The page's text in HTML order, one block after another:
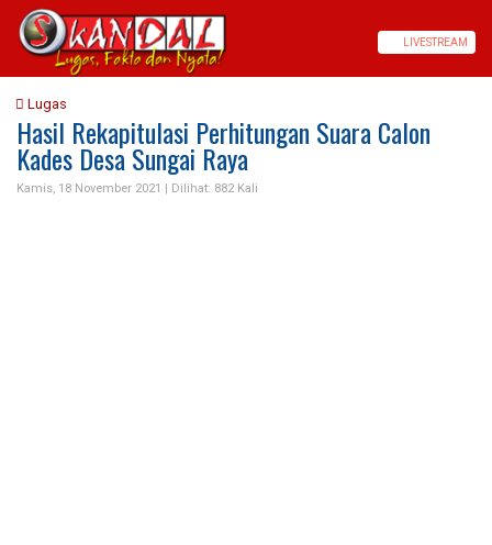
LIVESTREAM
Lugas
Hasil Rekapitulasi Perhitungan Suara Calon
Kades Desa Sungai Raya
Kamis, 18 November 2021 | Dilihat: 882 Kali